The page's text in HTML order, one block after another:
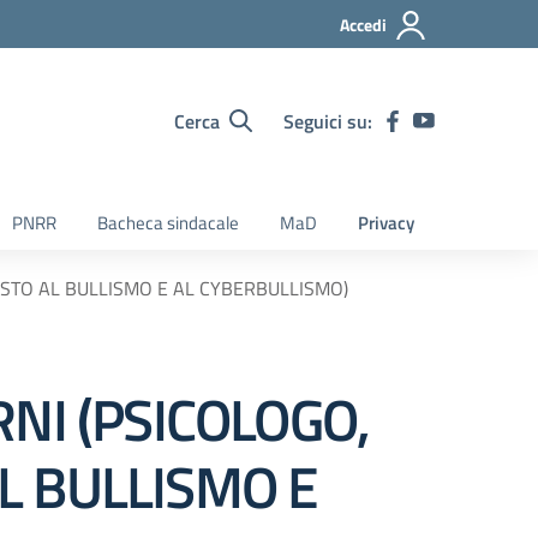
Accedi
Cerca Seguici su:
PNRR Bacheca sindacale MaD Privacy
AL BULLISMO E AL CYBERBULLISMO)
(PSICOLOGO,
BULLISMO E